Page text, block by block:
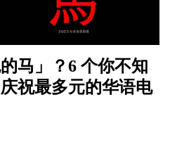
马」？6 个你不知
祝最多元的华语电